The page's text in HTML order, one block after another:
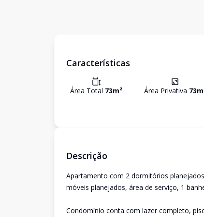
Características
Área Total 73m² Área Privativa 73
Descrição
Apartamento com 2 dormitórios
móveis planejados, área de serviço, 1
Condomínio conta com lazer completo,